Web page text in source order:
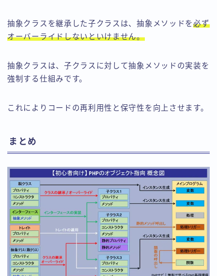
抽象クラスを継承した子クラスは、抽象メソッドを必ず
オーバーライドしないといけません。
抽象クラスは、子クラスに対して抽象メソッドの実装を
強制する仕組みです。
これによりコードの再利用性と保守性を向上させます。
まとめ